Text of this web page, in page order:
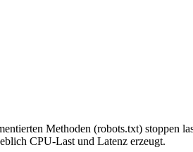
Methoden (robots.txt) stoppen
CPU-Last und Latenz erzeugt.